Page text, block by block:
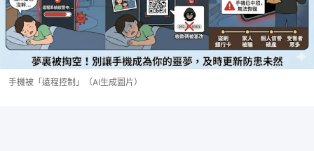
手機被「遠程控制」（AI生成圖片）